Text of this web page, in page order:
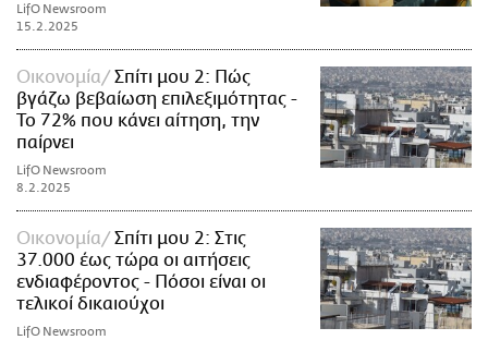
LifO Newsroom
15.2.2025
Οικονομία
Σπίτι μου 2: Πώς
βγάζω βεβαίωση επιλεξιμότητας -
Το 72% που κάνει αίτηση, την
παίρνει
LifO Newsroom
8.2.2025
Οικονομία
Σπίτι μου 2: Στις
37.000 έως τώρα οι αιτήσεις
ενδιαφέροντος - Πόσοι είναι οι
τελικοί δικαιούχοι
LifO Newsroom